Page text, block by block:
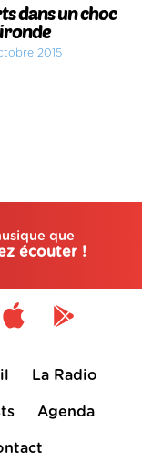
dans un choc
2015
que
écouter !
La Radio
Agenda